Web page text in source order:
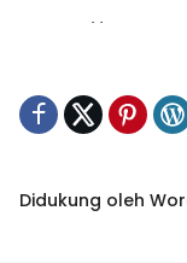
https://
https://
Didukung oleh